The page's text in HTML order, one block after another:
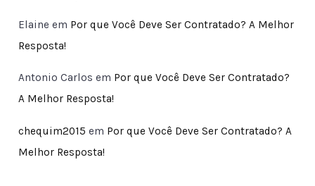
Elaine em Por que Você Deve Ser Contratado? A Melhor
Resposta!
Antonio Carlos em Por que Você Deve Ser Contratado?
A Melhor Resposta!
chequim2015 em Por que Você Deve Ser Contratado? A
Melhor Resposta!